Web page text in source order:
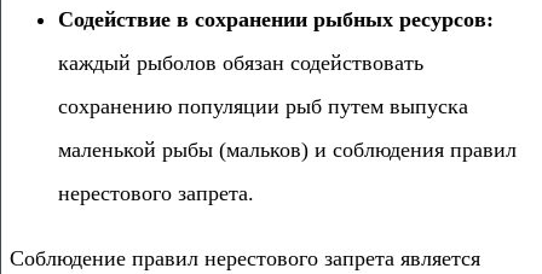
Содействие в сохранении рыбных ресурсов:
каждый рыболов обязан содействовать
сохранению популяции рыб путем выпуска
маленькой рыбы (мальков) и соблюдения правил
нерестового запрета.
Соблюдение правил нерестового запрета является